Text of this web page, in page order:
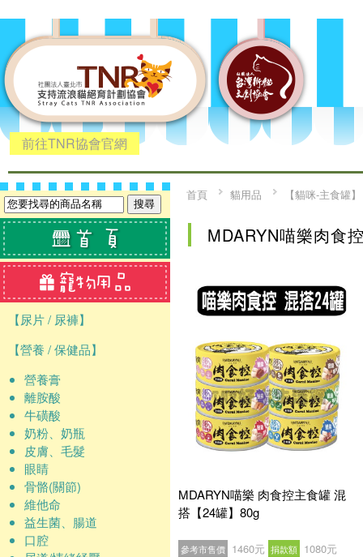
前往TNR協會官網
【尿片 / 尿褲】
【營養 / 保健品】
營養膏
離胺酸
牛磺酸
奶粉、奶瓶
皮膚、毛髮
眼睛
骨骼(關節)
維他命
益生菌、腸道
口腔
首頁 貓用品 【貓咪-主食罐】
MDARYN喵樂肉食
MDARYN喵樂 肉食控主食罐 混
搭【24罐】80g
參考市售價 1460元 捐款額 1080元